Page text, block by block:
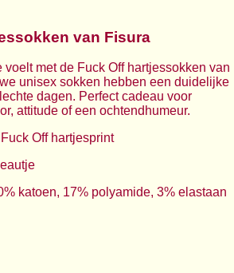
van Fisura
voelt met de Fuck Off hartjessokken van
unisex sokken hebben een duidelijke
dagen. Perfect cadeau voor
attitude of een ochtendhumeur.
Off hartjesprint
katoen, 17% polyamide, 3% elastaan